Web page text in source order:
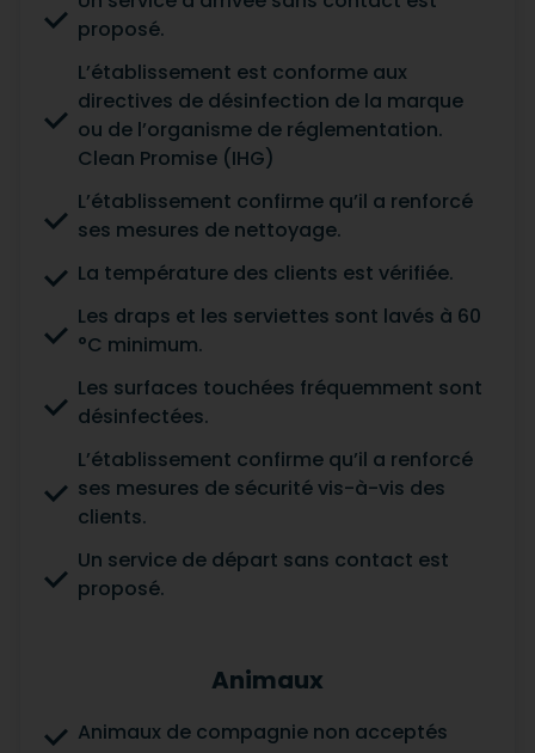
proposé.
L’établissement est conforme aux
directives de désinfection de la marque
ou de l’organisme de réglementation.
Clean Promise (IHG)
L’établissement confirme qu’il a renforcé
ses mesures de nettoyage.
La température des clients est vérifiée.
Les draps et les serviettes sont lavés à 60
°C minimum.
Les surfaces touchées fréquemment sont
désinfectées.
L’établissement confirme qu’il a renforcé
ses mesures de sécurité vis-à-vis des
clients.
Un service de départ sans contact est
proposé.
Animaux
Animaux de compagnie non acceptés